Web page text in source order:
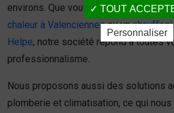
environs. Que vous recherchiez un
chaleur à Valenciennesou un
Helpe, notre société répond à toutes
professionnalisme.
Nous proposons aussi des solutions
plomberie et climatisation, ce qui nous
TOUT
Personnaliser